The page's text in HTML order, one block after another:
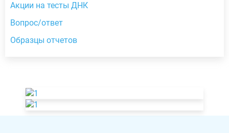
Акции на тесты ДНК
Вопрос/ответ
Образцы отчетов